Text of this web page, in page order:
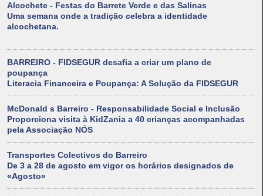
Alcochete - Festas do Barrete Verde e das Salinas
Uma semana onde a tradição celebra a identidade
alcochetana.
BARREIRO - FIDSEGUR desafia a criar um plano de
poupança
Literacia Financeira e Poupança: A Solução da FIDSEGUR
McDonald s Barreiro - Responsabilidade Social e Inclusão
Proporciona visita à KidZania a 40 crianças acompanhadas
pela Associação NÓS
Transportes Colectivos do Barreiro
De 3 a 28 de agosto em vigor os horários designados de
«Agosto»